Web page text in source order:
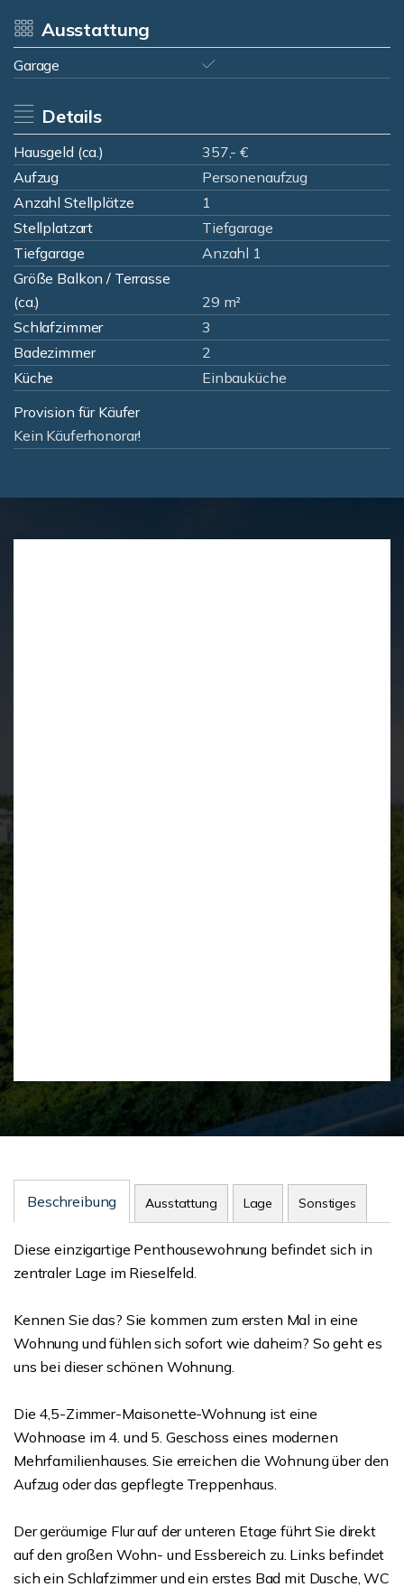
Ausstattung
Garage
Details
Hausgeld (ca.)
357,- €
Aufzug
Personenaufzug
Anzahl Stellplätze
1
Stellplatzart
Tiefgarage
Tiefgarage
Anzahl 1
Größe Balkon / Terrasse
(ca.)
29 m²
Schlafzimmer
3
Badezimmer
2
Küche
Einbauküche
Provision für Käufer
Kein Käuferhonorar!
Beschreibung Ausstattung Lage Sonstiges
Diese einzigartige Penthousewohnung befindet sich in
zentraler Lage im Rieselfeld.
Kennen Sie das? Sie kommen zum ersten Mal in eine
Wohnung und fühlen sich sofort wie daheim? So geht es
uns bei dieser schönen Wohnung.
Die 4,5-Zimmer-Maisonette-Wohnung ist eine
Wohnoase im 4. und 5. Geschoss eines modernen
Mehrfamilienhauses. Sie erreichen die Wohnung über den
Aufzug oder das gepflegte Treppenhaus.
Der geräumige Flur auf der unteren Etage führt Sie direkt
auf den großen Wohn- und Essbereich zu. Links befindet
sich ein Schlafzimmer und ein erstes Bad mit Dusche, WC